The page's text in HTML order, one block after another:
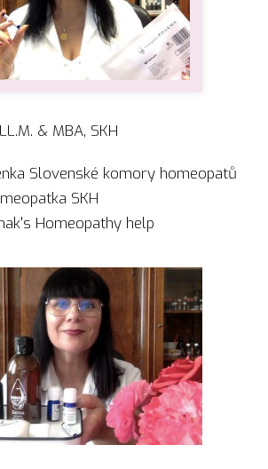
& MBA, SKH
Slovenské komory homeopatů
SKH
Homeopathy help